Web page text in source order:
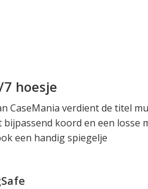
7 hoesje
CaseMania verdient de titel
koord en een losse
een handig spiegelje